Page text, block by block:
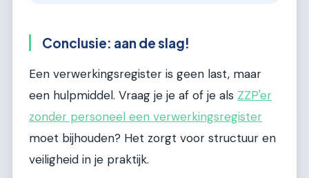
Conclusie: aan de slag!
Een verwerkingsregister is geen last, maar
een hulpmiddel. Vraag je je af of je als ZZP'er
zonder personeel een verwerkingsregister
moet bijhouden? Het zorgt voor structuur en
veiligheid in je praktijk.